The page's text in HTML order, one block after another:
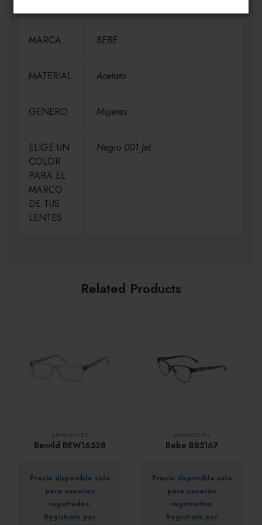
MARCA BEBE
MATERIAL Acetato
GENERO Mujeres
ELIGE UN
COLOR
PARA EL
MARCO
DE TUS
LENTES
Negro 001 Jet
Related Products
ARMAZONES
Bewild BEW16528
Precio disponible solo
para usuarios
registrados.
Regístrate por
ARMAZONES
Bebe BB5167
Precio disponible solo
para usuarios
registrados.
Regístrate por